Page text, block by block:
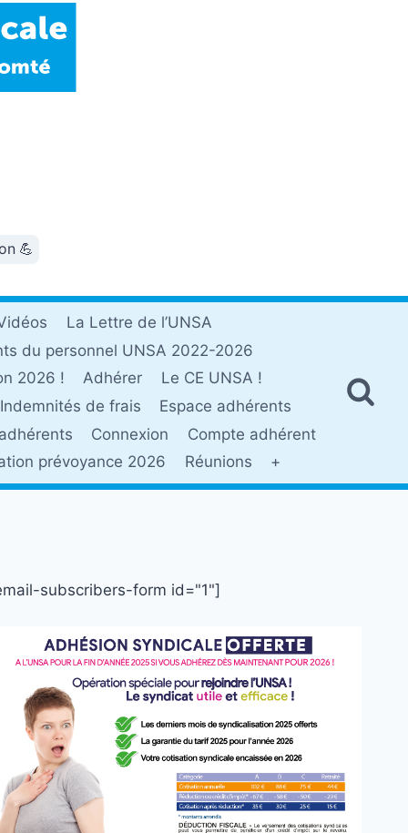
💪
La Lettre de l’UNSA
du personnel UNSA 2022-2026
2026 !
Adhérer
Le CE UNSA !
Indemnités de frais
Espace adhérents
Connexion
Compte adhérent
prévoyance 2026
Réunions +
subscribers-form id="1"]